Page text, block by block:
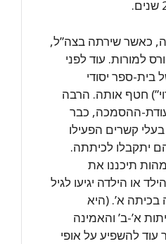
כאשר שירתה בצה”ל,
למורות. עוד לפני
ספר יסודי
חטף אותה. הרבה
ההסמכה, כבר
קשרים הפעילו
יתקבלו לכיתתה.
תיכננו את
או הילדה יגיעו לגיל
בכיתה א’. (היא
א’-ב’ והאמינה
להשפיע על אופי